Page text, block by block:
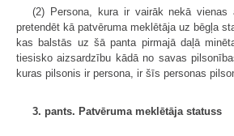
(2) Persona, kura ir vairāk nekā vienas
pretendēt kā patvēruma meklētāja uz bēgļa
kas balstās uz šā panta pirmajā daļā
tiesisko aizsardzību kādā no savas
kuras pilsonis ir persona, ir šīs personas
3. pants. Patvēruma meklētāja statuss